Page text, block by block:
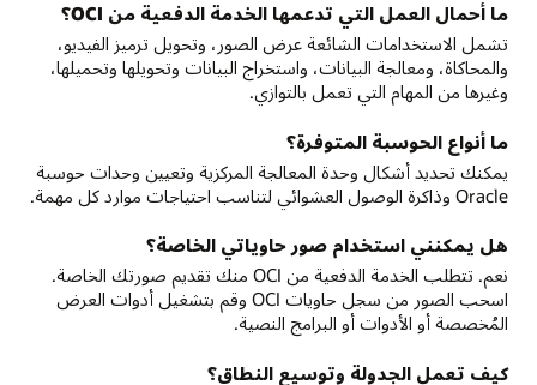
ما أحمال العمل التي تدعمها الخدمة الدفعية من OCI؟
تشمل الاستخدامات الشائعة عرض الصور، وتحويل ترميز الفيديو،
والمحاكاة، ومعالجة البيانات، واستخراج البيانات وتحويلها وتحميلها،
وغيرها من المهام التي تعمل بالتوازي.
ما أنواع الحوسبة المتوفرة؟
يمكنك تحديد أشكال وحدة المعالجة المركزية وتعيين وحدات حوسبة
Oracle وذاكرة الوصول العشوائي لتناسب احتياجات موارد كل مهمة.
هل يمكنني استخدام صور حاوياتي الخاصة؟
نعم. تتطلب الخدمة الدفعية من OCI منك تقديم صورتك الخاصة.
اسحب الصور من سجل حاويات OCI وقم بتشغيل أدوات العرض
المُخصصة أو الأدوات أو البرامج النصية.
كيف تعمل الجدولة وتوسيع النطاق؟